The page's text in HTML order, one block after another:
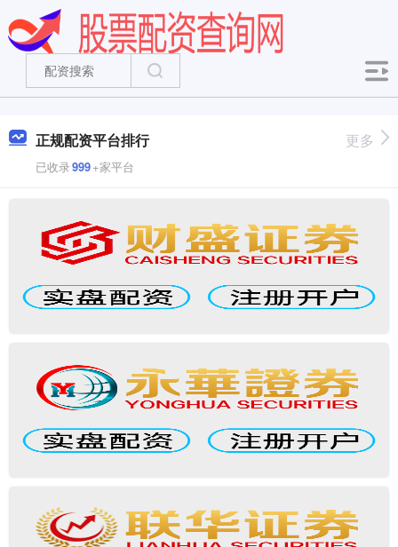
正规配资平台排行
已收录999+家平台
更多